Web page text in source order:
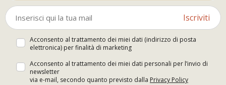
Iscriviti
Acconsento al trattamento dei miei dati (indirizzo di posta
elettronica) per finalità di marketing
Acconsento al trattamento dei miei dati personali per l’invio di
newsletter
via e-mail, secondo quanto previsto dalla Privacy Policy